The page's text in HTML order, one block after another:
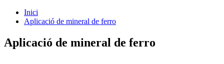
Inici
Aplicació de mineral de ferro
Aplicació de mineral de ferro